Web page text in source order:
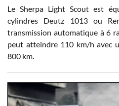
Le Sherpa Light Scout est
cylindres Deutz 1013 ou
transmission automatique à 6
peut atteindre 110 km/h avec
800 km.